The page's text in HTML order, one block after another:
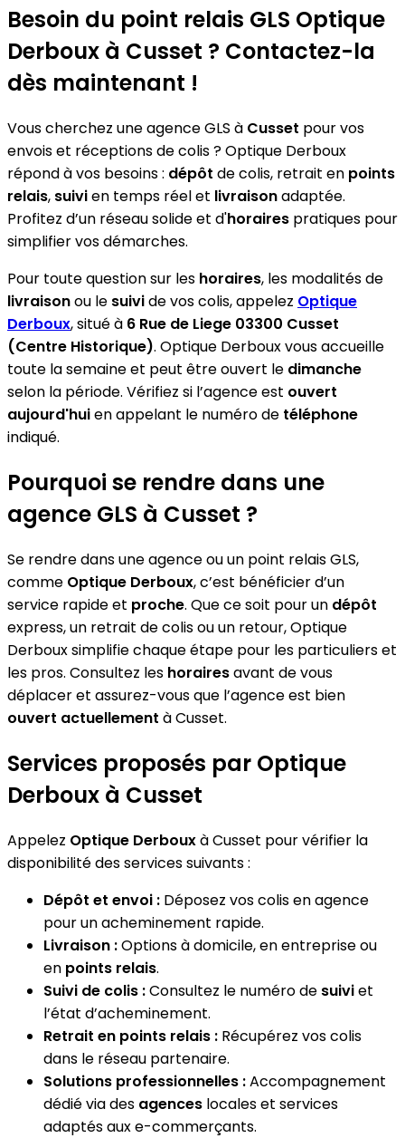
−
Besoin du point relais GLS Optique
Derboux à Cusset ? Contactez-la
dès maintenant !
Vous cherchez une agence GLS à Cusset pour vos
envois et réceptions de colis ? Optique Derboux
répond à vos besoins : dépôt de colis, retrait en points
relais, suivien temps réel et livraisonadaptée.
Profitez d’un réseau solide et d'horaires pratiques pour
simplifier vos démarches.
Pour toute question sur les horaires, les modalités de
livraisonou le suivide vos colis, appelez Optique
Derboux, situé à 6 Rue de Liege 03300 Cusset
(Centre Historique). Optique Derboux vous accueille
toute la semaine et peut être ouvert le dimanche
selon la période. Vérifiez si l’agence est ouvert
aujourd'huien appelant le numéro de téléphone
indiqué.
Pourquoi se rendre dans une
agence GLS à Cusset ?
Se rendre dans une agence ou un point relais GLS,
comme Optique Derboux, c’est bénéficier d’un
service rapide et proche. Que ce soit pour un dépôt
express, un retrait de colis ou un retour, Optique
Derboux simplifie chaque étape pour les particuliers et
les pros. Consultez les horairesavant de vous
déplacer et assurez-vous que l’agence est bien
ouvert actuellement à Cusset.
Services proposés par Optique
Derboux à Cusset
Appelez Optique Derbouxà Cusset pour vérifier la
disponibilité des services suivants :
Dépôt et envoi : Déposez vos colis en agence
pour un acheminement rapide.
Livraison :Options à domicile, en entreprise ou
en points relais.
Suivi de colis :Consultez le numéro de suiviet
l’état d’acheminement.
Retrait en points relais : Récupérez vos colis
dans le réseau partenaire.
Solutions professionnelles :Accompagnement
dédié via des agences locales et services
adaptés aux e-commerçants.